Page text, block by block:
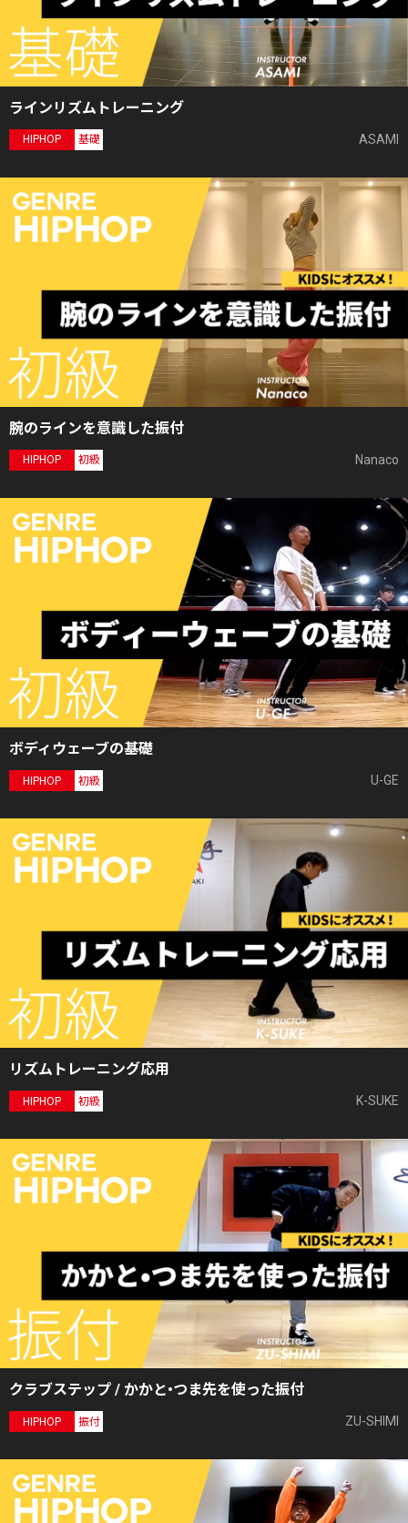
ラインリズムトレーニング
HIPHOP 基礎 ASAMI
腕のラインを意識した振付
HIPHOP 初級 Nanaco
ボディウェーブの基礎
HIPHOP 初級 U-GE
リズムトレーニング応用
HIPHOP 初級 K-SUKE
クラブステップ / かかと•つま先を使った振付
HIPHOP 振付 ZU-SHIMI